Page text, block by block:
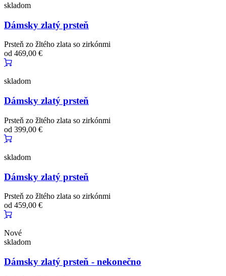
skladom
Dámsky zlatý prsteň
Prsteň zo žltého zlata so zirkónmi
od 469,00 €
skladom
Dámsky zlatý prsteň
Prsteň zo žltého zlata so zirkónmi
od 399,00 €
skladom
Dámsky zlatý prsteň
Prsteň zo žltého zlata so zirkónmi
od 459,00 €
Nové
skladom
Dámsky zlatý prsteň - nekonečno